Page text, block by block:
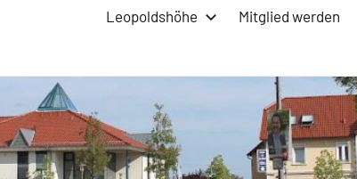
Leopoldshöhe Mitglied werden